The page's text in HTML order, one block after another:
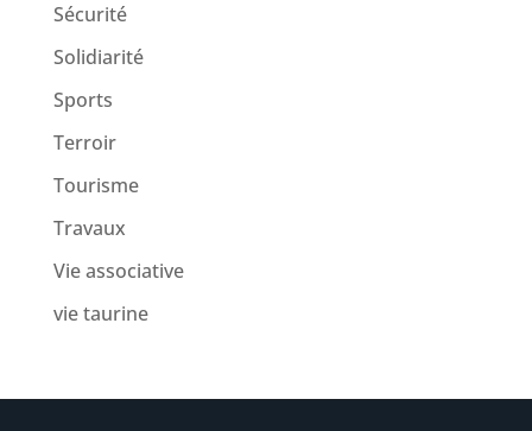
Sécurité
Solidiarité
Sports
Terroir
Tourisme
Travaux
Vie associative
vie taurine